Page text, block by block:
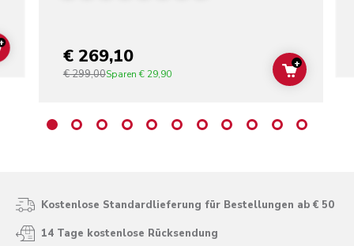
ADD TO CART€ 269,10
€ 299,00Sparen € 29,90 ADD TO
+
Kostenlose Standardlieferung für Bestellungen ab € 50
14 Tage kostenlose Rücksendung